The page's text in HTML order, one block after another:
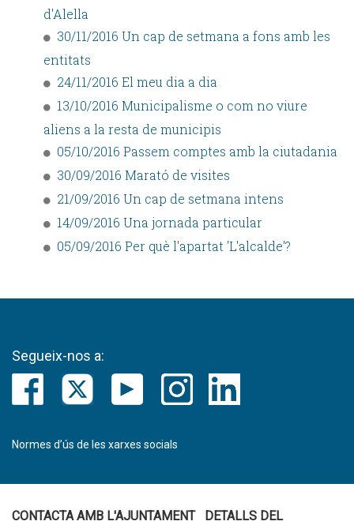
d'Alella
30/11/2016 Un cap de setmana a fons amb les
entitats
24/11/2016 El meu dia a dia
13/10/2016 Municipalisme o com no viure
aliens a la resta de municipis
05/10/2016 Passem comptes amb la ciutadania
30/09/2016 Marató de visites
21/09/2016 Un cap de setmana intens
14/09/2016 Una jornada particular
05/09/2016 Per què l'apartat 'L'alcalde'?
Segueix-nos a:
Normes d’ús de les xarxes socials
CONTACTA AMB L'AJUNTAMENT
DETALLS DEL